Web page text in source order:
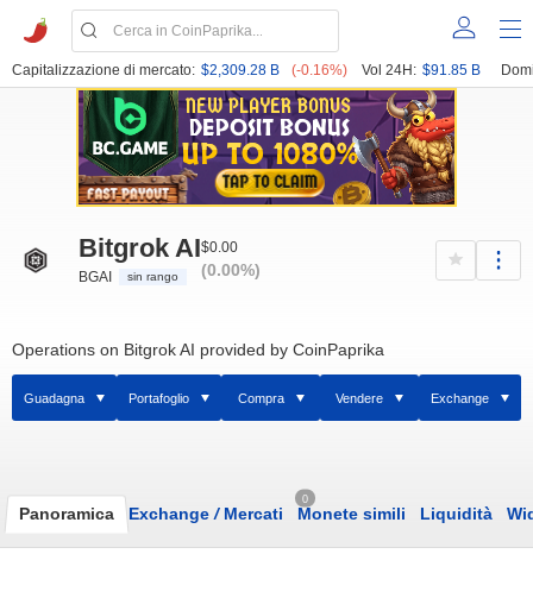
Capitalizzazione di mercato: $2,309.28 B (-0.16%) Vol 24H: $91.85 B
Bitgrok AI
BGAI sin rango
$0.00
(0.00%)
Operations on Bitgrok AI provided by CoinPaprika
Guadagna Portafoglio Compra Vendere Exchange
Panoramica Exchange /Mercati
0
Monete simili Liquidità